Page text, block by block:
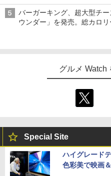
バーガーキング、超大型チ
ウンダー」を発売。総カロ
グルメ Watch
Special Site
ハイグレード
色彩美で映画